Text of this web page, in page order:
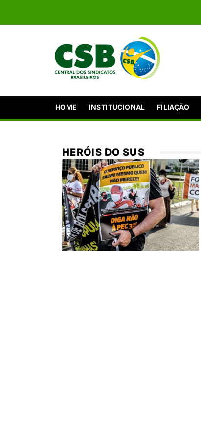
HOME INSTITUCIONAL FILIAÇÃO
HERÓIS DO SUS